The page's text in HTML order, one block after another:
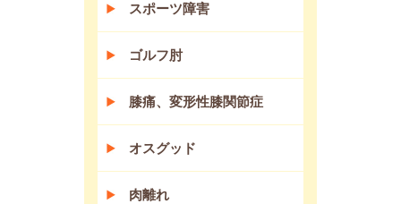
スポーツ障害
ゴルフ肘
膝痛、変形性膝関節症
オスグッド
肉離れ